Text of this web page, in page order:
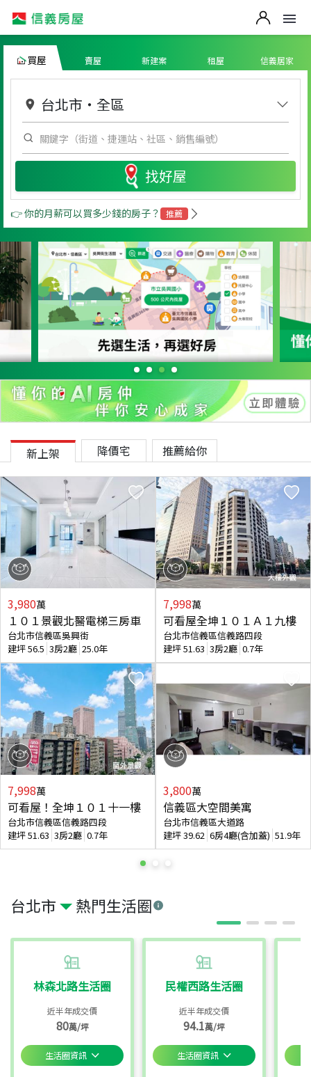
買屋 賣屋 新建案 租屋 信義居家
台北市 ・ 全區
找好屋
👉 你的月薪可以買多少錢的房子？ 推薦
台北市 熱門生活圈
林森北路生活圈
近半年成交價
80萬/坪
生活圈資訊
民權西路生活圈
近半年成交價
94.1萬/坪
生活圈資訊
新上架 降價宅 推薦給你
3,980萬
１０１景觀北醫電梯三房車
台北市信義區吳興街
建坪56.5 3房2廳 25.0年
7,998萬
可看屋！全坤１０１十一樓
台北市信義區信義路四段
建坪51.63 3房2廳 0.7年
7,998萬
可看屋全坤１０１Ａ１九樓
台北市信義區信義路四段
建坪51.63 3房2廳 0.7年
3,800萬
信義區大空間美寓
台北市信義區大道路
建坪39.62 6房4廳(含加蓋) 51.9年